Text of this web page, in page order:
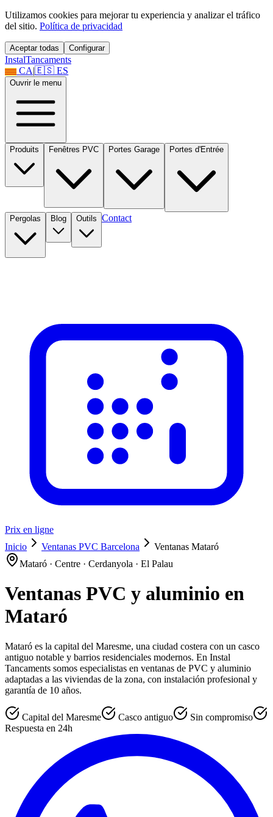
Utilizamos cookies para mejorar tu experiencia y analizar el tráfico
del sitio. Política de privacidad
Aceptar todas Configurar
InstalTancaments
CA|🇪🇸 ES
Ouvrir le menu
Produits Fenêtres PVC Portes Garage Portes d'Entrée
Pergolas Blog Outils Contact
Prix en ligne
Inicio
Ventanas PVC Barcelona
Ventanas Mataró
Mataró · Centre · Cerdanyola · El Palau
Ventanas PVC y aluminio en
Mataró
Mataró es la capital del Maresme, una ciudad costera con un casco
antiguo notable y barrios residenciales modernos. En Instal
Tancaments somos especialistas en ventanas de PVC y aluminio
adaptadas a las viviendas de la zona, con instalación profesional y
garantía de 10 años.
Capital del Maresme Casco antiguo
Sin compromiso
Respuesta en 24h